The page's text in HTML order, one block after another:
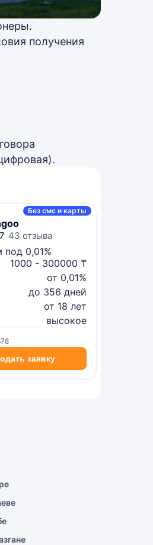
получения
Без смс и карты
43 отзыва
0,01%
1000 - 300000 ₸
от 0,01%
до 356 дней
от 18 лет
высокое
заявку